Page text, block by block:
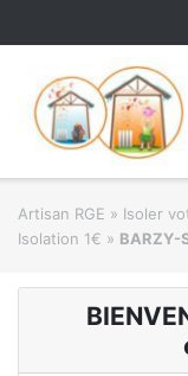
Artisan RGE » Isoler
Isolation 1€ » BARZY-